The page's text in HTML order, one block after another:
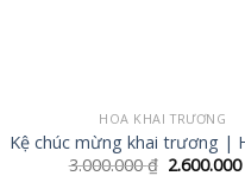
HOA KHAI TRƯƠNG
Kệ chúc mừng khai trương |
3.000.000₫ 2.600.000